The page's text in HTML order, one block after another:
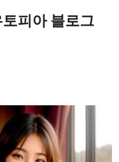
토피아 블로그